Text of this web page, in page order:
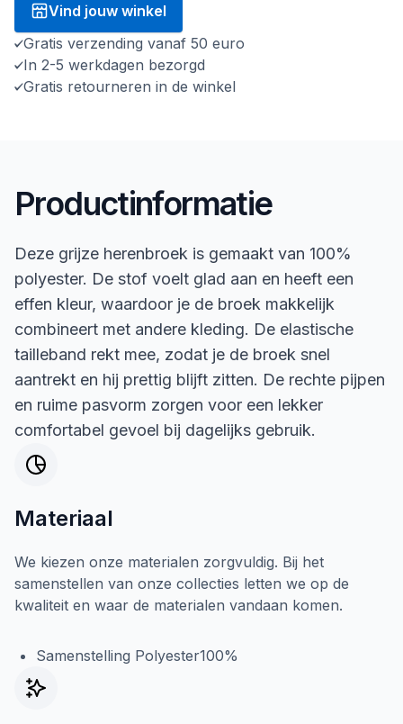
Vind jouw winkel
Gratis verzending vanaf 50 euro
In 2-5 werkdagen bezorgd
Gratis retourneren in de winkel
Productinformatie
Deze grijze herenbroek is gemaakt van 100%
polyester. De stof voelt glad aan en heeft een
effen kleur, waardoor je de broek makkelijk
combineert met andere kleding. De elastische
tailleband rekt mee, zodat je de broek snel
aantrekt en hij prettig blijft zitten. De rechte pijpen
en ruime pasvorm zorgen voor een lekker
comfortabel gevoel bij dagelijks gebruik.
Materiaal
We kiezen onze materialen zorgvuldig. Bij het
samenstellen van onze collecties letten we op de
kwaliteit en waar de materialen vandaan komen.
Samenstelling Polyester100%